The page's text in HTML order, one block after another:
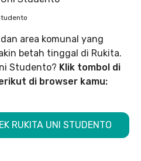
area komunal yang
betah tinggal di Rukita.
Studento? Klik tombol di
di browser kamu:
RUKITA UNI STUDENTO